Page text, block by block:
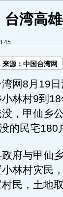
台湾高
来源： 中国台湾网
8月19日
林村9到
，甲仙乡
的民宅180
与甲仙乡
林村灾民
民，土地